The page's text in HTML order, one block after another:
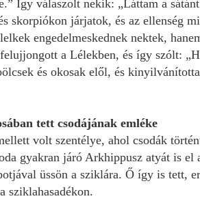
Így válaszolt nekik: „Láttam a
skorpiókon járjatok, és az ellenség
engedelmeskednek nektek,
a Lélekben, és így szólt:
és okosak elől, és
tett csodájának emléke
volt szentélye, ahol csodák
gyakran járó Arkhippusz atyát is
üssön a sziklára. Ő így is tett,
sziklahasadékon.